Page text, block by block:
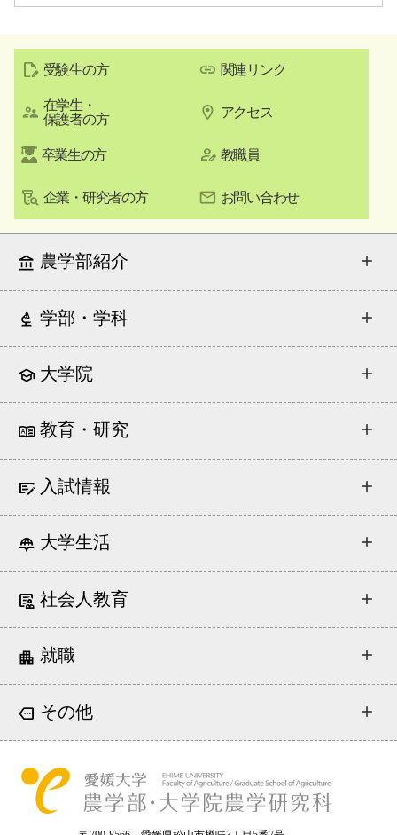
受験生の方
在学生・
保護者の方
卒業生の方
企業・研究者の方
関連リンク
アクセス
教職員
お問い合わせ
農学部紹介
学部・学科
大学院
教育・研究
入試情報
大学生活
社会人教育
就職
その他